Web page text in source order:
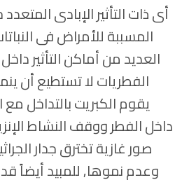
أى ذات التأثير الإبادى
المسببة للأمراض فى
العديد من أماكن التأثير
الفطريات لا تستطيع أن
يقوم الكبريت بالتداخل
داخل الفطر ووقف النشاط
صور غازية تخترق جدار
وعدم نموها, للمبيد أيضاً